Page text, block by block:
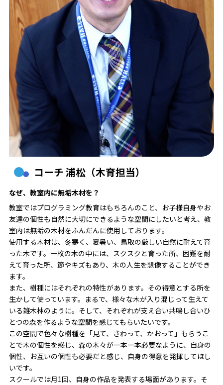
コーチ 浦松（木育担当）
なぜ、教室内に無垢木材を？
教室ではプログラミング教育はもちろんのこと、お子様自身やお
友達の個性も自然に大切にできるような空間にしたいと考え、教
室内は無垢の木材をふんだんに使用しております。
使用する木材は、冬寒く、夏暑い、鳥取の厳しい自然に耐えて育
った木です。一枚の木の中には、スクスクと育った所、困難を耐
えて育った所、節やキズもあり、木の人生を想像することができ
ます。
また、樹種にはそれぞれの特性があります。その得意とする所を
生かして使っています。まるで、様々な木が入り混じって生えて
いる雑木林のように。そして、それぞれが支え合い共鳴し合いひ
とつの森を作るような空間を感じてもらいたいです。
この空間で色々な樹種を「見て、さわって、かおって」もらうこ
とで木の個性を感じ、森の木々が一本一本必要なように、自身の
個性、お互いの個性も必要だと感じ、自身の得意を発揮してほし
いです。
スクールでは月1回、自身の作品を発表する場面があります。そ